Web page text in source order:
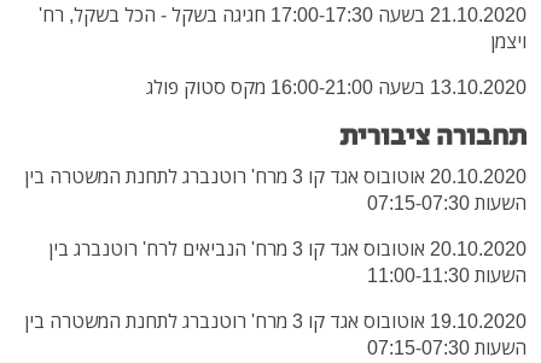
21.10.2020 בשעה 17:00-17:30 חגיגה בשקל - הכל בשקל, רח'
ויצמן
13.10.2020 בשעה 16:00-21:00 מקס סטוק פולג
תחבורה ציבורית
20.10.2020 אוטובוס אגד קו 3 מרח' רוטנברג לתחנת המשטרה בין
השעות 07:15-07:30
20.10.2020 אוטובוס אגד קו 3 מרח' הנביאים לרח' רוטנברג בין
השעות 11:00-11:30
19.10.2020 אוטובוס אגד קו 3 מרח' רוטנברג לתחנת המשטרה בין
השעות 07:15-07:30